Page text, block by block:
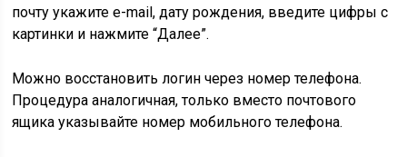
почту укажите e-mail, дату рождения, введите цифры с
картинки и нажмите “Далее”.
Можно восстановить логин через номер телефона.
Процедура аналогичная, только вместо почтового
ящика указывайте номер мобильного телефона.